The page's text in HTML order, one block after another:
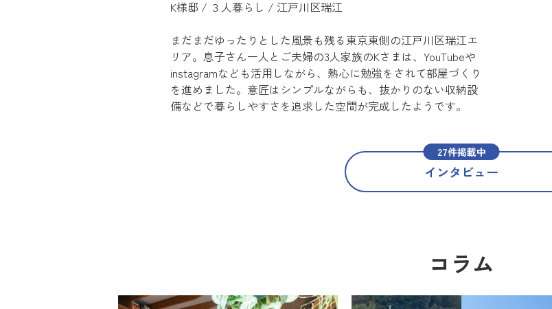
K様邸 / ３人暮らし / 江戸川区瑞江
まだまだゆったりとした風景も残る東京東側の江戸川区瑞江エ
リア。息子さん一人とご夫婦の3人家族のKさまは、YouTubeや
instagramなども活用しながら、熱心に勉強をされて部屋づくり
を進めました。意匠はシンプルながらも、抜かりのない収納設
備などで暮らしやすさを追求した空間が完成したようです。
インタビュー
27件掲載中
コラム